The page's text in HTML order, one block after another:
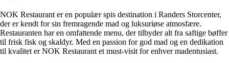
NOK Restaurant er en populær spis destination i Randers Storcenter,
der er kendt for sin fremragende mad og luksuriøse atmosfære.
Restauranten har en omfattende menu, der tilbyder alt fra saftige bøffer
til frisk fisk og skaldyr. Med en passion for god mad og en dedikation
til kvalitet er NOK Restaurant et must-visit for enhver madentusiast.